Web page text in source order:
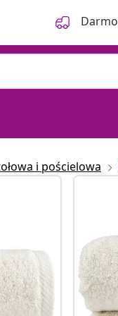
i pościelowa